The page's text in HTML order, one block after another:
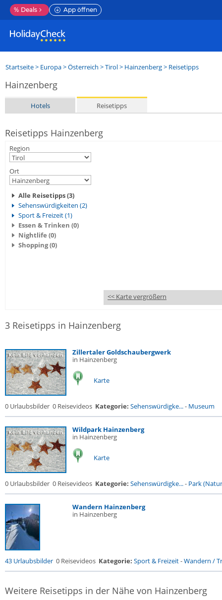
% Deals App öffnen
Startseite> Europa>Österreich >Tirol> Hainzenberg> Reisetipps
Hainzenberg
Hotels Reisetipps
Reisetipps Hainzenberg
Region
Ort
Alle Reisetipps (3)
Sehenswürdigkeiten (2)
Sport & Freizeit (1)
Essen & Trinken (0)
Nightlife (0)
Shopping (0)
<< Karte vergrößern
3 Reisetipps in Hainzenberg
Zillertaler Goldschaubergwerk
in Hainzenberg
Karte
0 Urlaubsbilder 0 Reisevideos Kategorie: Sehenswürdigke...- Museum
Wildpark Hainzenberg
in Hainzenberg
Karte
0 Urlaubsbilder 0 Reisevideos Kategorie: Sehenswürdigke...- Park
Wandern Hainzenberg
in Hainzenberg
43 Urlaubsbilder 0 Reisevideos Kategorie: Sport & Freizeit-Wandern /
Weitere Reisetipps in der Nähe von Hainzenberg